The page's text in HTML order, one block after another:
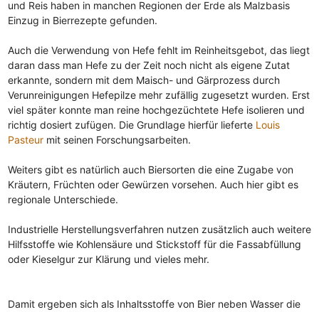
und Reis haben in manchen Regionen der Erde als Malzbasis
Einzug in Bierrezepte gefunden.
Auch die Verwendung von Hefe fehlt im Reinheitsgebot, das liegt
daran dass man Hefe zu der Zeit noch nicht als eigene Zutat
erkannte, sondern mit dem Maisch- und Gärprozess durch
Verunreinigungen Hefepilze mehr zufällig zugesetzt wurden. Erst
viel später konnte man reine hochgezüchtete Hefe isolieren und
richtig dosiert zufügen. Die Grundlage hierfür lieferte Louis
Pasteurmit seinen Forschungsarbeiten.
Weiters gibt es natürlich auch Biersorten die eine Zugabe von
Kräutern, Früchten oder Gewürzen vorsehen. Auch hier gibt es
regionale Unterschiede.
Industrielle Herstellungsverfahren nutzen zusätzlich auch weitere
Hilfsstoffe wie Kohlensäure und Stickstoff für die Fassabfüllung
oder Kieselgur zur Klärung und vieles mehr.
Damit ergeben sich als Inhaltsstoffe von Bier neben Wasser die